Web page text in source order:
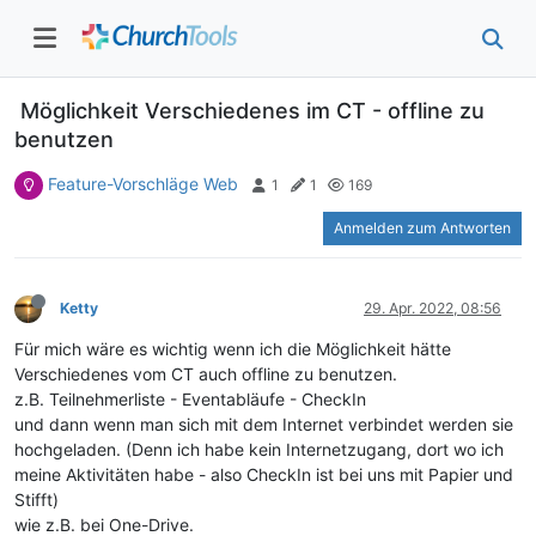
Möglichkeit Verschiedenes im CT - offline zu
benutzen
Feature-Vorschläge Web 1 1 169
Anmelden zum Antworten
Ketty 29. Apr. 2022, 08:56
Für mich wäre es wichtig wenn ich die Möglichkeit hätte
Verschiedenes vom CT auch offline zu benutzen.
z.B. Teilnehmerliste - Eventabläufe - CheckIn
und dann wenn man sich mit dem Internet verbindet werden sie
hochgeladen. (Denn ich habe kein Internetzugang, dort wo ich
meine Aktivitäten habe - also CheckIn ist bei uns mit Papier und
Stifft)
wie z.B. bei One-Drive.